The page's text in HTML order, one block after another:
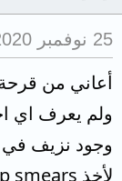
25 نوفمبر 2020
ولم يعرف اي
وجود نزيف